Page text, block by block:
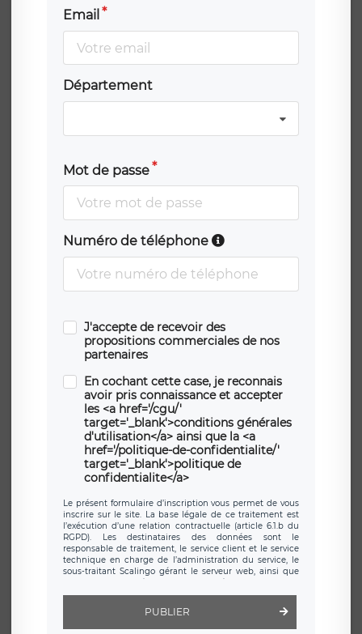
Email
Département
Mot de passe
Numéro de téléphone
J'accepte de recevoir des
propositions commerciales de nos
partenaires
En cochant cette case, je reconnais
avoir pris connaissance et accepter
les <a href='/cgu/'
target='_blank'>conditions générales
d'utilisation</a> ainsi que la <a
href='/politique-de-confidentialite/'
target='_blank'>politique de
confidentialite</a>
Le présent formulaire d’inscription vous permet de vous
inscrire sur le site. La base légale de ce traitement est
l’exécution d’une relation contractuelle (article 6.1.b du
RGPD). Les destinataires des données sont le
responsable de traitement, le service client et le service
technique en charge de l’administration du service, le
sous-traitant Scalingo gérant le serveur web, ainsi que
toute personne légalement autorisée. Le formulaire
d’inscription est hébergé sur un serveur hébergé par
clauses de
protection conformes au RGPD
. Les données collectées
sont conservées jusqu’à ce que l’Internaute en sollicite la
PUBLIER